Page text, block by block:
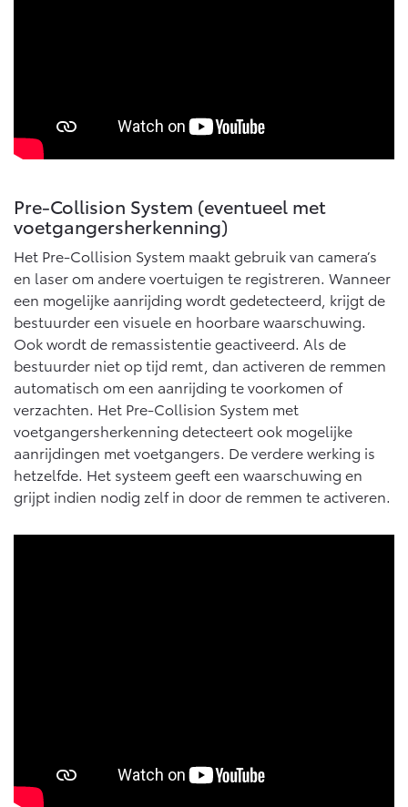
Pre-Collision System (eventueel met
voetgangersherkenning)
Het Pre-Collision System maakt gebruik van camera’s
en laser om andere voertuigen te registreren. Wanneer
een mogelijke aanrijding wordt gedetecteerd, krijgt de
bestuurder een visuele en hoorbare waarschuwing.
Ook wordt de remassistentie geactiveerd. Als de
bestuurder niet op tijd remt, dan activeren de remmen
automatisch om een aanrijding te voorkomen of
verzachten. Het Pre-Collision System met
voetgangersherkenning detecteert ook mogelijke
aanrijdingen met voetgangers. De verdere werking is
hetzelfde. Het systeem geeft een waarschuwing en
grijpt indien nodig zelf in door de remmen te activeren.